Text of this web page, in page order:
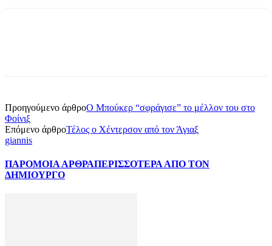
Προηγούμενο άρθροΟ Μπούκερ “σφράγισε” το μέλλον του στο
Φοίνιξ
Επόμενο άρθροΤέλος ο Χέντερσον από τον Άγιαξ
giannis
ΠΑΡΟΜΟΙΑ ΑΡΘΡΑΠΕΡΙΣΣΟΤΕΡΑ ΑΠΟ ΤΟΝ
ΔΗΜΙΟΥΡΓΟ